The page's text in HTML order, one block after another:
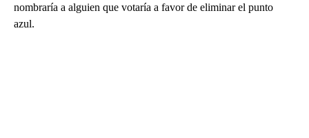
nombraría a alguien que votaría a favor de eliminar el punto
azul.